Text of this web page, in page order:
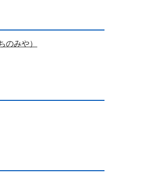
のみや）